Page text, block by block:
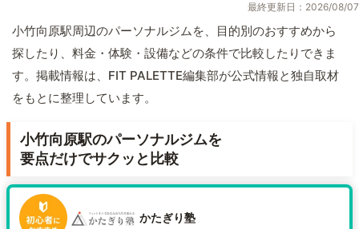
最終更新日：2026/08/07
小竹向原駅周辺のパーソナルジムを、目的別のおすすめから
探したり、料金・体験・設備などの条件で比較したりできま
す。掲載情報は、FIT PALETTE編集部が公式情報と独自取材
をもとに整理しています。
小竹向原駅のパーソナルジムを
要点だけでサクッと比較
かたぎり塾